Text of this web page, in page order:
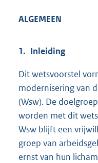
ALGEMEEN
1. Inleiding
Dit wetsvoorstel
modernisering van
(Wsw). De
worden met dit
Wsw blijft een
groep van
ernst van hun